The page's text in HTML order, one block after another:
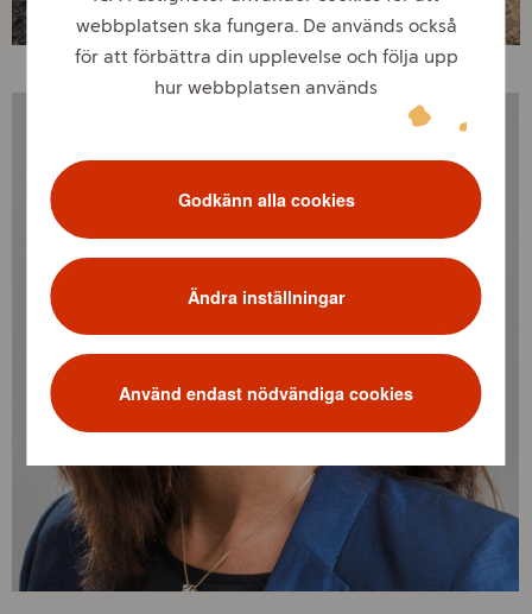
webbplatsen ska fungera. De används också
för att förbättra din upplevelse och följa upp
hur webbplatsen används
Godkänn alla cookies
Ändra inställningar
Använd endast nödvändiga cookies